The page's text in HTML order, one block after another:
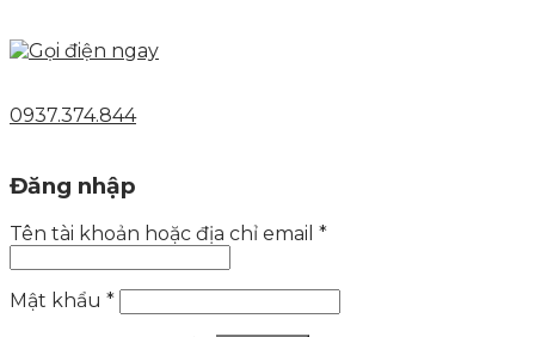
0937.374.844
Đăng nhập
Tên tài khoản hoặc địa chỉ email *
Mật khẩu *